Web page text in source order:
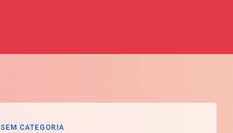
SEM CATEGORIA